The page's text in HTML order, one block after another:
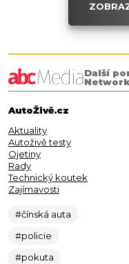
Další
AutoŽivě.cz
Aktuality
Autoživě testy
Ojetiny
Rady
Technický koutek
Zajímavosti
#čínská auta
#policie
#pokuta